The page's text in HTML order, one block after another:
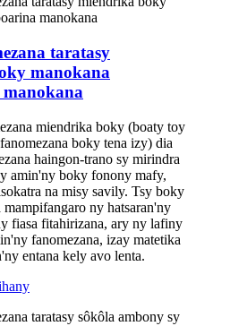
taratasy
manokana
miendrika boky (boaty toy
boky tena izy) dia
haingon-trano sy mirindra
amin'ny boky fonony mafy,
na misy savily. Tsy boky
ny hatsaran'ny
fiasa fitahirizana, ary ny lafiny
fanomezana, izay matetika
entana kely avo lenta.